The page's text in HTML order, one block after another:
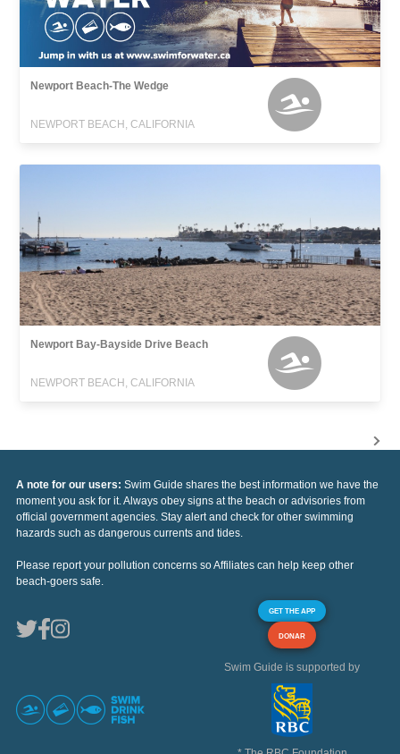
Newport Beach-The Wedge
NEWPORT BEACH, CALIFORNIA
Newport Bay-Bayside Drive Beach
NEWPORT BEACH, CALIFORNIA
A note for our users: Swim Guide shares the best information we have the
moment you ask for it. Always obey signs at the beach or advisories from
official government agencies. Stay alert and check for other swimming
hazards such as dangerous currents and tides.
Please report your pollution concerns so Affiliates can help keep other
beach-goers safe.
GET THE APP
DONAR
Swim Guide is supported by